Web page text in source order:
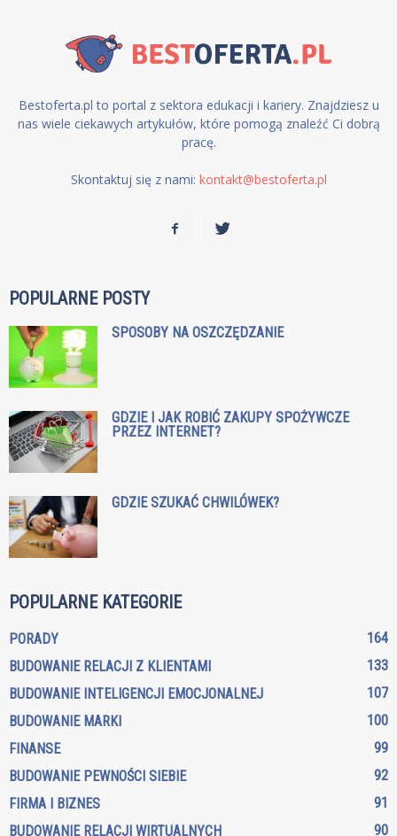
Bestoferta.pl to portal z sektora edukacji i kariery. Znajdziesz u
nas wiele ciekawych artykułów, które pomogą znaleźć Ci dobrą
pracę.
Skontaktuj się z nami: kontakt@bestoferta.pl
POPULARNE POSTY
SPOSOBY NA OSZCZĘDZANIE
GDZIE I JAK ROBIĆ ZAKUPY SPOŻYWCZE
PRZEZ INTERNET?
GDZIE SZUKAĆ CHWILÓWEK?
POPULARNE KATEGORIE
PORADY
164
BUDOWANIE RELACJI Z KLIENTAMI
133
BUDOWANIE INTELIGENCJI EMOCJONALNEJ
107
BUDOWANIE MARKI
100
FINANSE
99
BUDOWANIE PEWNOŚCI SIEBIE
92
FIRMA I BIZNES
91
BUDOWANIE RELACJI WIRTUALNYCH
90